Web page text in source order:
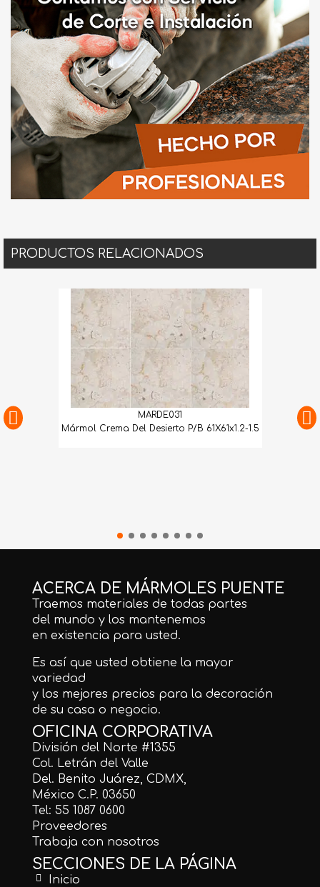
PRODUCTOS RELACIONADOS
MARDE031
Mármol Crema Del Desierto P/B 61X61x1.2-1.5
ACERCA DE MÁRMOLES PUENTE
Traemos materiales de todas partes
del mundo y los mantenemos
en existencia para usted.
Es así que usted obtiene la mayor
variedad
y los mejores precios para la decoración
de su casa o negocio.
OFICINA CORPORATIVA
División del Norte #1355
Col. Letrán del Valle
Del. Benito Juárez, CDMX,
México C.P. 03650
Tel: 55 1087 0600
Proveedores
Trabaja con nosotros
SECCIONES DE LA PÁGINA
Inicio